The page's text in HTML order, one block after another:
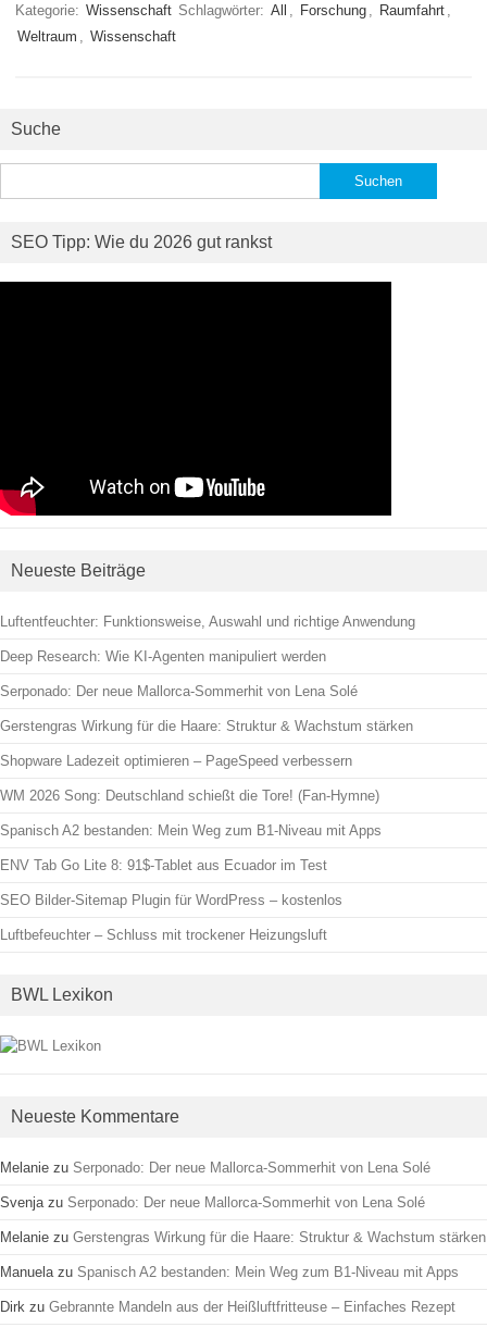
Kategorie: Wissenschaft Schlagwörter: All , Forschung , Raumfahrt ,
Weltraum , Wissenschaft
Suche
nach:
SEO Tipp: Wie du 2026 gut rankst
Neueste Beiträge
Luftentfeuchter: Funktionsweise, Auswahl und richtige Anwendung
Deep Research: Wie KI-Agenten manipuliert werden
Serponado: Der neue Mallorca-Sommerhit von Lena Solé
Gerstengras Wirkung für die Haare: Struktur & Wachstum stärken
Shopware Ladezeit optimieren – PageSpeed verbessern
WM 2026 Song: Deutschland schießt die Tore! (Fan-Hymne)
Spanisch A2 bestanden: Mein Weg zum B1-Niveau mit Apps
ENV Tab Go Lite 8: 91$-Tablet aus Ecuador im Test
SEO Bilder-Sitemap Plugin für WordPress – kostenlos
Luftbefeuchter – Schluss mit trockener Heizungsluft
BWL Lexikon
Neueste Kommentare
Melanie zu Serponado: Der neue Mallorca-Sommerhit von Lena Solé
Svenjazu Serponado: Der neue Mallorca-Sommerhit von Lena Solé
Melanie zu Gerstengras Wirkung für die Haare: Struktur & Wachstum stärken
Manuelazu Spanisch A2 bestanden: Mein Weg zum B1-Niveau mit Apps
Dirk zu Gebrannte Mandeln aus der Heißluftfritteuse – Einfaches Rezept